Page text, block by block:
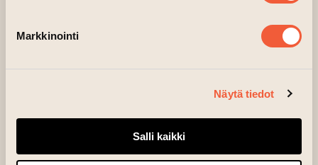
Markkinointi
Näytä tiedot
Salli kaikki